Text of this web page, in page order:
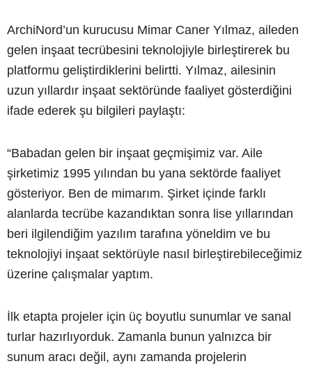
ArchiNord’un kurucusu Mimar Caner Yılmaz, aileden
gelen inşaat tecrübesini teknolojiyle birleştirerek bu
platformu geliştirdiklerini belirtti. Yılmaz, ailesinin
uzun yıllardır inşaat sektöründe faaliyet gösterdiğini
ifade ederek şu bilgileri paylaştı:
“Babadan gelen bir inşaat geçmişimiz var. Aile
şirketimiz 1995 yılından bu yana sektörde faaliyet
gösteriyor. Ben de mimarım. Şirket içinde farklı
alanlarda tecrübe kazandıktan sonra lise yıllarından
beri ilgilendiğim yazılım tarafına yöneldim ve bu
teknolojiyi inşaat sektörüyle nasıl birleştirebileceğimiz
üzerine çalışmalar yaptım.
İlk etapta projeler için üç boyutlu sunumlar ve sanal
turlar hazırlıyorduk. Zamanla bunun yalnızca bir
sunum aracı değil, aynı zamanda projelerin